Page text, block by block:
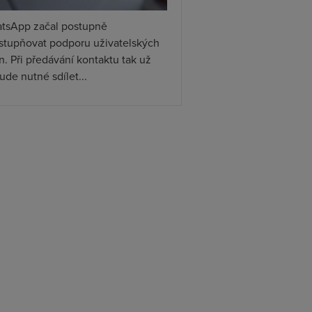
začal postupně
podporu uživatelských
Při předávání kontaktu tak už
nutné sdílet...